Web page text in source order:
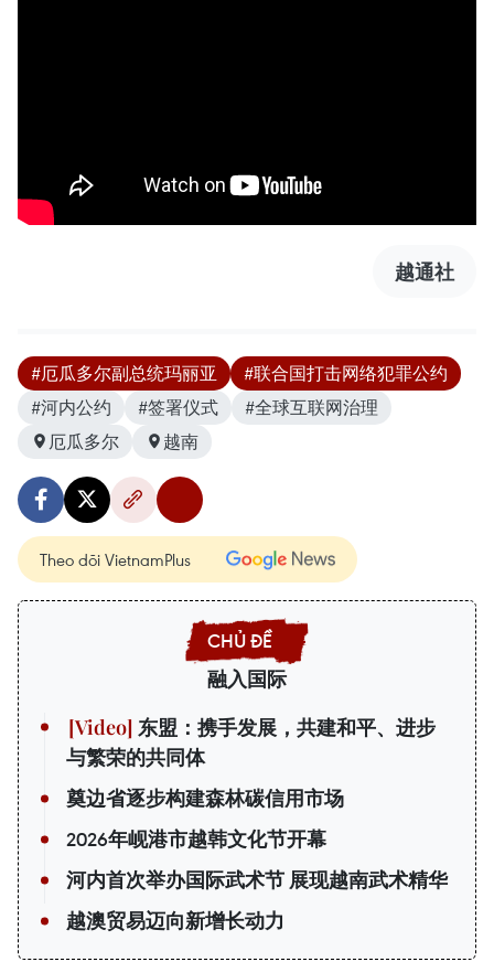
越通社
#厄瓜多尔副总统玛丽亚
#联合国打击网络犯罪公约
#河内公约
#签署仪式
#全球互联网治理
厄瓜多尔
越南
Theo dõi VietnamPlus
融入国际
东盟：携手发展，共建和平、进步
与繁荣的共同体
奠边省逐步构建森林碳信用市场
2026年岘港市越韩文化节开幕
河内首次举办国际武术节 展现越南武术精华
越澳贸易迈向新增长动力